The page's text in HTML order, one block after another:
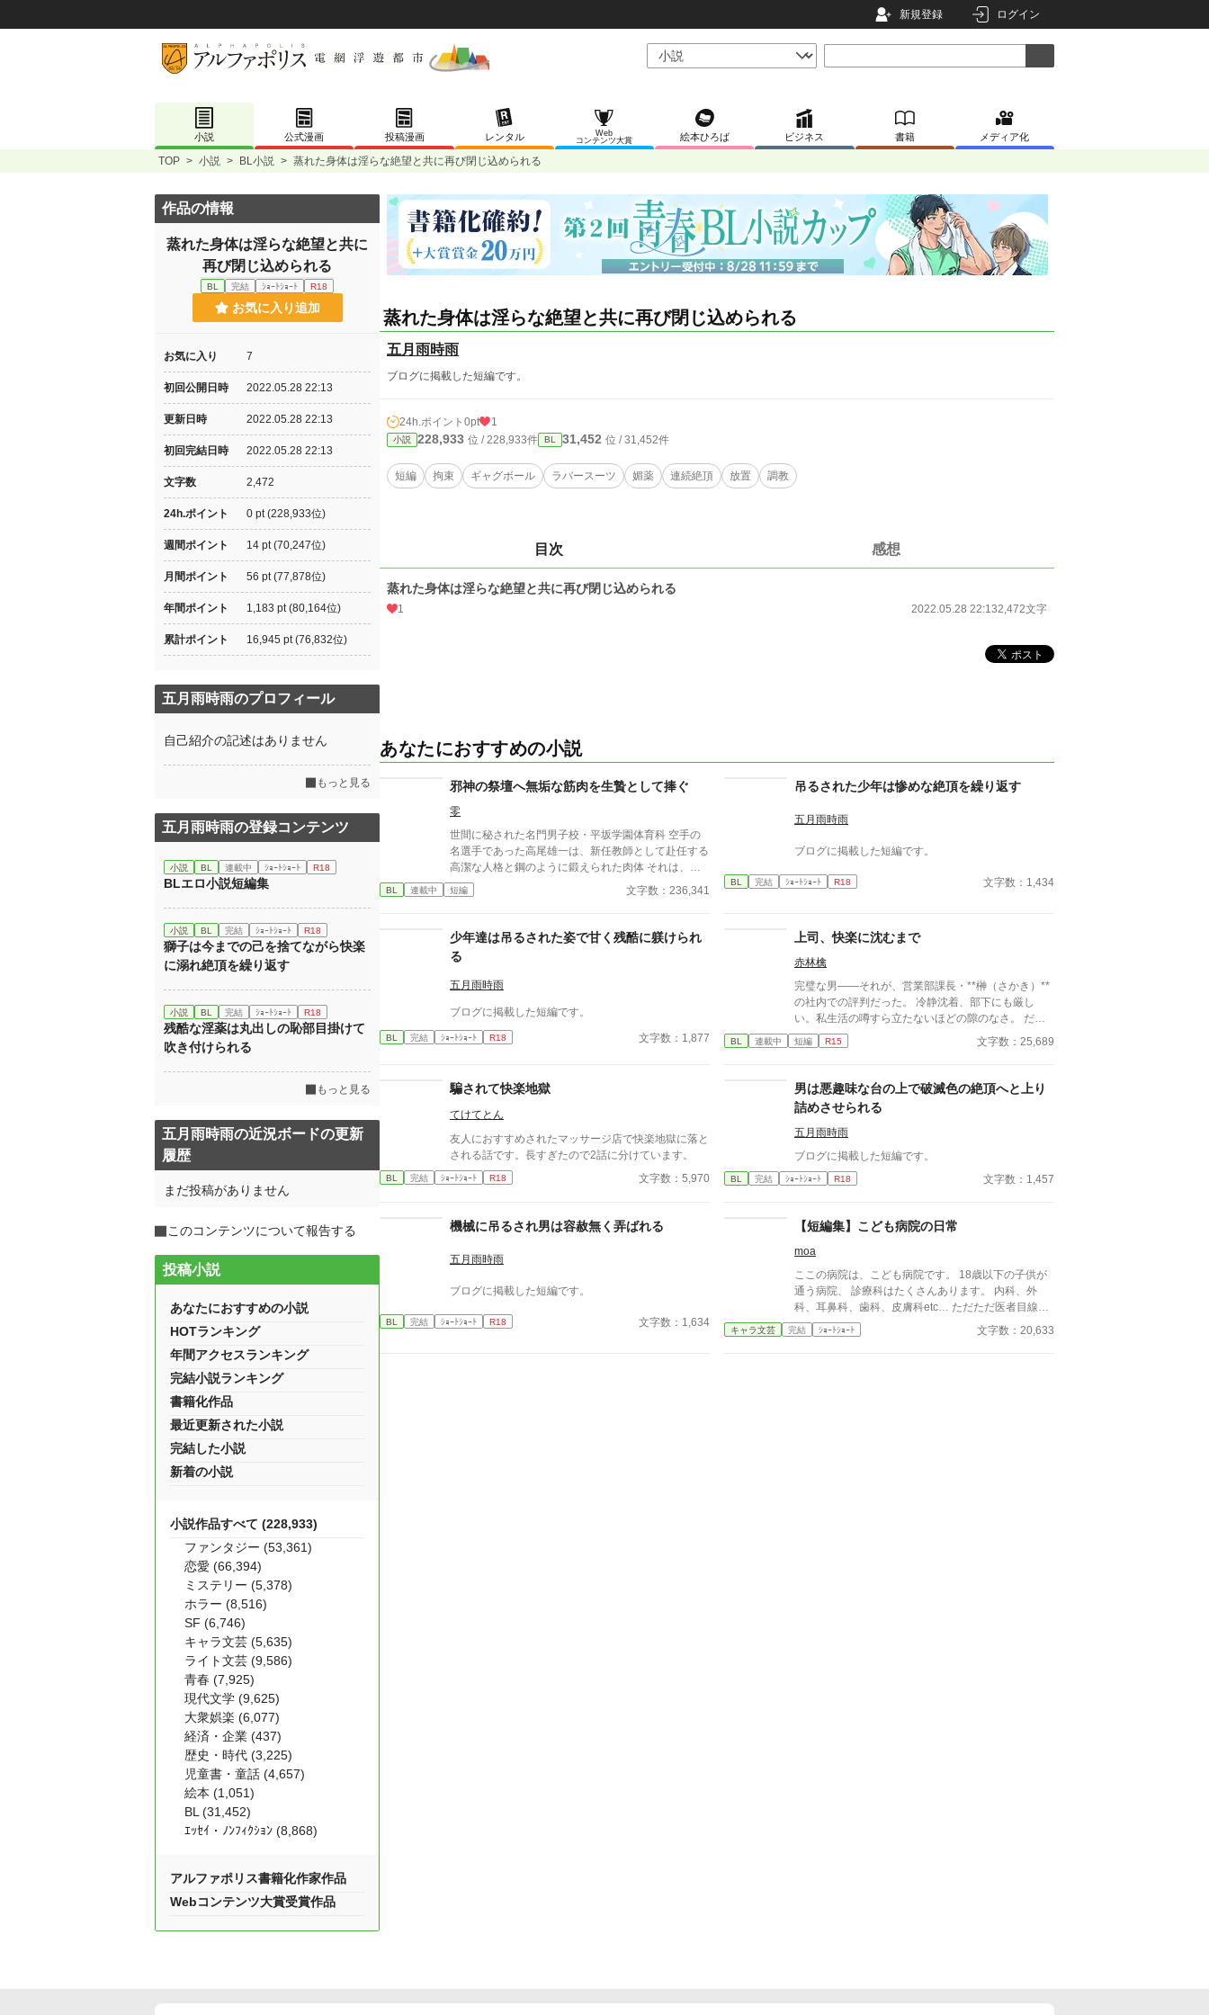
新規登録 ログイン
小説 公式漫画 投稿漫画 レンタル
Web
コンテンツ大賞
絵本ひろば ビジネス 書籍 メディア化
TOP > 小説 > BL小説 > 蒸れた身体は淫らな絶望と共に再び閉じ込められる
蒸れた身体は淫らな絶望と共に再び閉じ込められる
五月雨時雨
ブログに掲載した短編です。
24h.ポイント 0pt 1
小説 228,933 位 / 228,933件 BL 31,452 位 / 31,452件
短編 拘束 ギャグボール ラバースーツ 媚薬 連続絶頂 放置 調教
目次 感想
蒸れた身体は淫らな絶望と共に再び閉じ込められる
1 2022.05.28 22:132,472文字
あなたにおすすめの小説
邪神の祭壇へ無垢な筋肉を生贄として捧ぐ
零
世間に秘された名門男子校・平坂学園体育科 空手の
名選手であった高尾雄一は、新任教師として赴任する
高潔な人格と鋼のように鍛えられた肉体 それは、学
園にとって最高の生贄の候補に他ならなかった 至高
の筋肉を持つ、精神を削られ意志をなくした青年を太
躍する 意志をなくし筋肉の操り人形と化した“デク”
消える教師 山奥の男子校で繰り広げられるダークフ
ァンタジー
BL 連載中 短編 文字数：236,341
吊るされた少年は惨めな絶頂を繰り返す
五月雨時雨
ブログに掲載した短編です。
BL 完結 ｼｮｰﾄｼｮｰﾄ R18 文字数：1,434
少年達は吊るされた姿で甘く残酷に躾けられ
る
五月雨時雨
ブログに掲載した短編です。
BL 完結 ｼｮｰﾄｼｮｰﾄ R18 文字数：1,877
上司、快楽に沈むまで
赤林檎
完璧な男――それが、営業部課長・**榊（さかき）**
の社内での評判だった。 冷静沈着、部下にも厳し
い。私生活の噂すら立たないほどの隙のなさ。 だ
が、その“完璧”が崩れる日がくるとは、誰も想像して
いなかった。 入社三年目の篠原は、榊の直属の部
べる青年。 ある夜、取引先とのトラブル対応で二人
だけが残ったオフィスで、 篠原は上司に向かって、
いつもの穏やかな口調を崩した。「……そんな顔、部
下には見せないんですね」 疲労で僅かに緩んだ榊の
表情。 その弱さを見逃さず、篠原はデスク越しに距
離を詰める。 「強がらなくていいですよ。俺の前で
は、もう」 指先が榊のネクタイを掴む。 引き寄せら
て、ひとつずつ乱されていく。 言葉で支配され、触
れられないほどに深い。 だが、篠原の視線の奥に宿
るのは、ただの欲望ではなかった。 そこには、ずっ
と榊だけを見つめ続けてきた、静かな執着がある。
「俺、前から思ってたんです。 あなたが誰かに“支
BL 連載中 短編 R15 文字数：25,689
騙されて快楽地獄
てけてとん
友人におすすめされたマッサージ店で快楽地獄に落と
される話です。長すぎたので2話に分けています。
BL 完結 ｼｮｰﾄｼｮｰﾄ R18 文字数：5,970
男は悪趣味な台の上で破滅色の絶頂へと上り
詰めさせられる
五月雨時雨
ブログに掲載した短編です。
BL 完結 ｼｮｰﾄｼｮｰﾄ R18 文字数：1,457
機械に吊るされ男は容赦無く弄ばれる
五月雨時雨
ブログに掲載した短編です。
BL 完結 ｼｮｰﾄｼｮｰﾄ R18 文字数：1,634
【短編集】こども病院の日常
moa
ここの病院は、こども病院です。 18歳以下の子供が
通う病院、 診療科はたくさんあります。 内科、外
科、耳鼻科、歯科、皮膚科etc… ただただ医者目線で
色々な病気を治療していくだけの小説です。 恋愛要
素などは一切ありません。 密着病院24時！的な感じ
キャラ文芸 完結 ｼｮｰﾄｼｮｰﾄ 文字数：20,633
作品の情報
蒸れた身体は淫らな絶望と共に
再び閉じ込められる
BL 完結 ｼｮｰﾄｼｮｰﾄ R18
お気に入り追加
お気に入り 7
初回公開日時 2022.05.28 22:13
更新日時 2022.05.28 22:13
初回完結日時 2022.05.28 22:13
文字数 2,472
24h.ポイント 0 pt (228,933位)
週間ポイント 14 pt (70,247位)
月間ポイント 56 pt (77,878位)
年間ポイント 1,183 pt (80,164位)
累計ポイント 16,945 pt (76,832位)
五月雨時雨のプロフィール
自己紹介の記述はありません
もっと見る
五月雨時雨の登録コンテンツ
小説 BL 連載中 ｼｮｰﾄｼｮｰﾄ R18
BLエロ小説短編集
小説 BL 完結 ｼｮｰﾄｼｮｰﾄ R18
獅子は今までの己を捨てながら快楽
に溺れ絶頂を繰り返す
小説 BL 完結 ｼｮｰﾄｼｮｰﾄ R18
残酷な淫薬は丸出しの恥部目掛けて
吹き付けられる
もっと見る
五月雨時雨の近況ボードの更新
履歴
まだ投稿がありません
このコンテンツについて報告する
投稿小説
あなたにおすすめの小説
HOTランキング
年間アクセスランキング
完結小説ランキング
書籍化作品
最近更新された小説
完結した小説
新着の小説
小説作品すべて (228,933)
ファンタジー (53,361)
恋愛 (66,394)
ミステリー (5,378)
ホラー (8,516)
SF (6,746)
キャラ文芸 (5,635)
ライト文芸 (9,586)
青春 (7,925)
現代文学 (9,625)
大衆娯楽 (6,077)
経済・企業 (437)
歴史・時代 (3,225)
児童書・童話 (4,657)
絵本 (1,051)
BL (31,452)
ｴｯｾｲ・ﾉﾝﾌｨｸｼｮﾝ (8,868)
アルファポリス書籍化作家作品
Webコンテンツ大賞受賞作品